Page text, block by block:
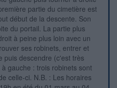
partie du cimetière est
début de la descente. Son
du portail. La partie plus
à peine plus loin avec un
ses robinets, entrer et
puis descendre (c'est très
gauche : trois robinets sont
celle-ci. N.B. : Les horaires